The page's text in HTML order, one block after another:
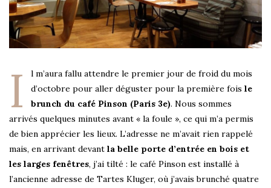
I
l m’aura fallu attendre le premier jour de froid du mois
d’octobre pour aller déguster pour la première fois le
brunch du café Pinson (Paris 3e). Nous sommes
arrivés quelques minutes avant « la foule », ce qui m’a permis
de bien apprécier les lieux. L’adresse ne m’avait rien rappelé
mais, en arrivant devant la belle porte d’entrée en bois et
les larges fenêtres, j’ai tilté : le café Pinson est installé à
l’ancienne adresse de Tartes Kluger, où j’avais brunché quatre